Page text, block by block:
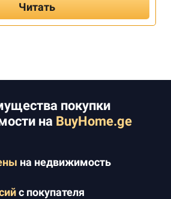
Читать
покупки
на BuyHome.ge
на недвижимость
с покупателя